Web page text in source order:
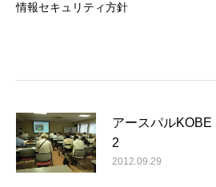
情報セキュリティ方針
アースパル
2
2012.09.29